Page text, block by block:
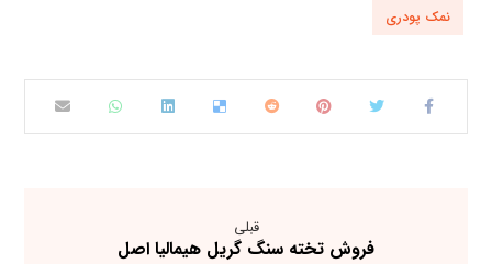
نمک پودری
قبلی
فروش تخته سنگ گریل هیمالیا اصل